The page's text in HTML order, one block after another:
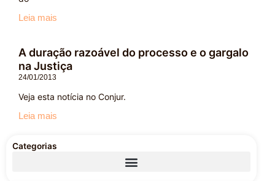
Leia mais
A duração razoável do processo e o gargalo
na Justiça
24/01/2013
Veja esta notícia no Conjur.
Leia mais
Categorias